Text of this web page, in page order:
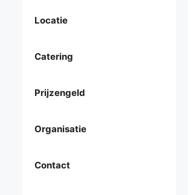
Locatie
Catering
Prijzengeld
Organisatie
Contact